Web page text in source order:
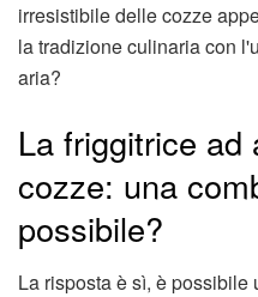
irresistibile delle cozze
la tradizione culinaria con
aria?
La friggitrice ad
cozze: una
possibile?
La risposta è sì, è